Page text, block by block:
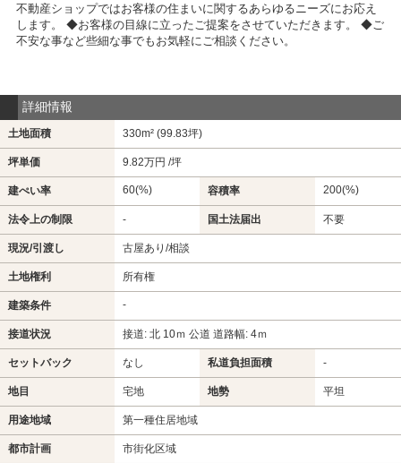
不動産ショップではお客様の住まいに関するあらゆるニーズにお応え
します。 ◆お客様の目線に立ったご提案をさせていただきます。 ◆ご
不安な事など些細な事でもお気軽にご相談ください。
詳細情報
土地面積 330m² (99.83坪)
坪単価 9.82万円 /坪
建ぺい率 60(%) 容積率 200(%)
法令上の制限 - 国土法届出 不要
現況/引渡し 古屋あり/相談
土地権利 所有権
建築条件 -
接道状況 接道: 北 10ｍ 公道 道路幅: 4ｍ
セットバック なし 私道負担面積 -
地目 宅地 地勢 平坦
用途地域 第一種住居地域
都市計画 市街化区域